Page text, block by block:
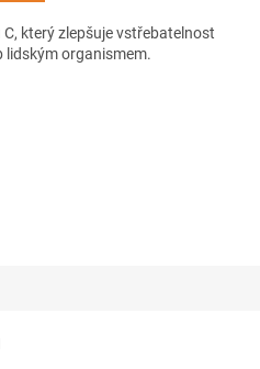
který zlepšuje vstřebatelnost
lidským organismem.